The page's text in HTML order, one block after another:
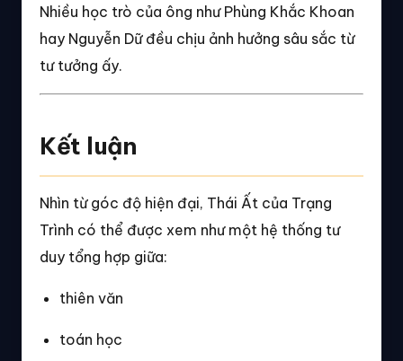
Nhiều học trò của ông như Phùng Khắc Khoan
hay Nguyễn Dữ đều chịu ảnh hưởng sâu sắc từ
tư tưởng ấy.
Kết luận
Nhìn từ góc độ hiện đại, Thái Ất của Trạng
Trình có thể được xem như một hệ thống tư
duy tổng hợp giữa:
thiên văn
toán học